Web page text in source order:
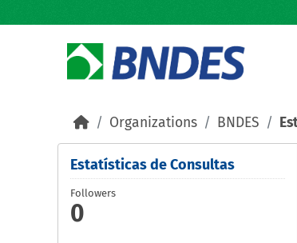
Organizations BNDES
Estatísticas de Consultas
Followers
0